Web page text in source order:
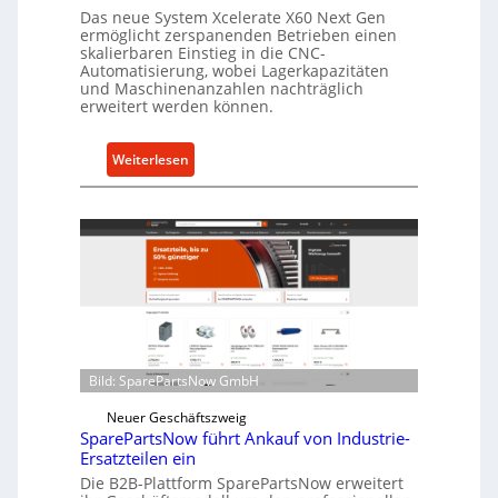
s
t
s
c
u
t
z
f
ü
r
i
n
d
i
r
k
t
Das neue System Xcelerate X60 Next Gen
ermöglicht zerspanenden Betrieben einen
skalierbaren Einstieg in die CNC-
Automatisierung, wobei Lagerkapazitäten
und Maschinenanzahlen nachträglich
erweitert werden können.
Weiterlesen
C
l
l
n
t
w
i
c
k
e
Bild: SparePartsNow GmbH
Neuer Geschäftszweig
SparePartsNow führt Ankauf von Industrie-
Ersatzteilen ein
Die B2B-Plattform SparePartsNow erweitert